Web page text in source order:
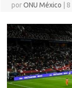
porONU México